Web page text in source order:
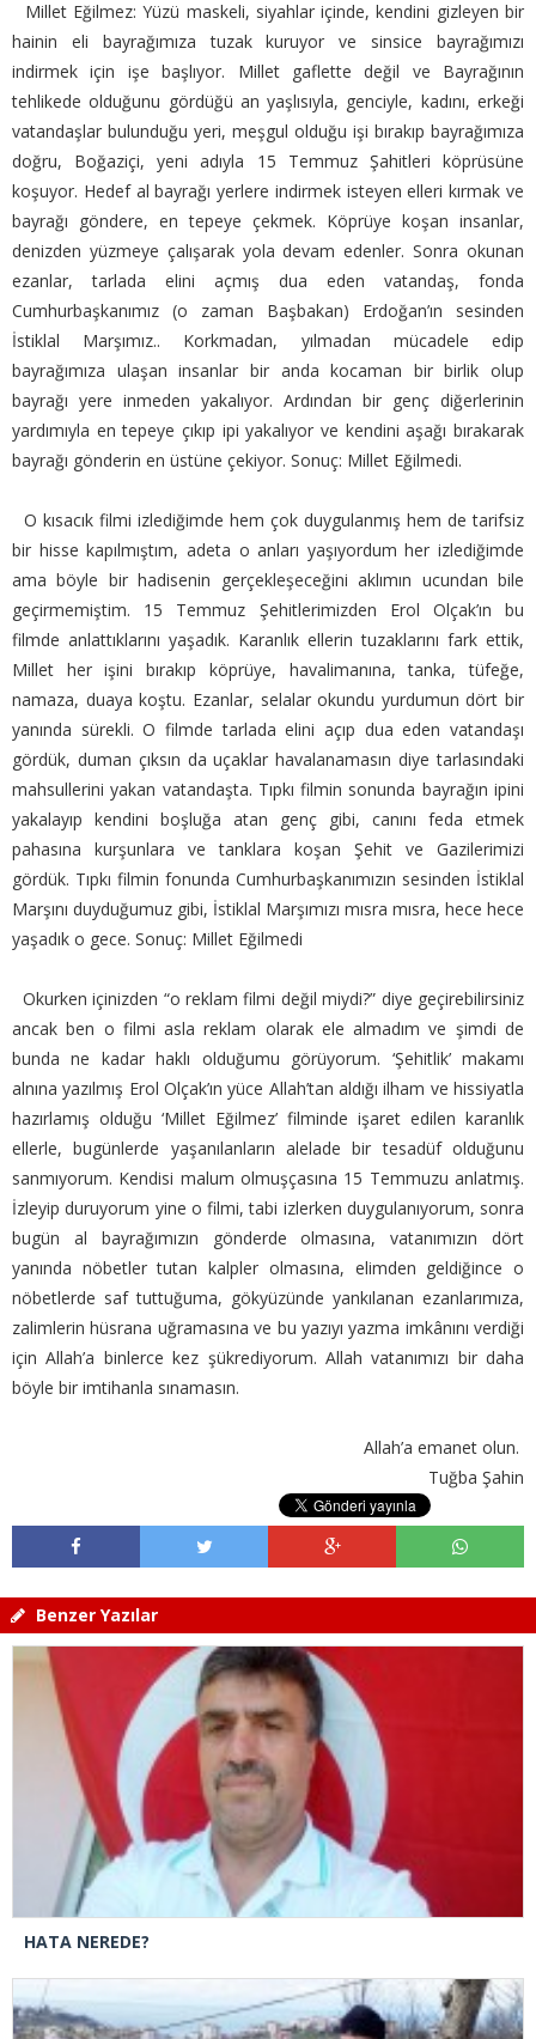
Millet Eğilmez: Yüzü maskeli, siyahlar içinde, kendini gizleyen bir
hainin eli bayrağımıza tuzak kuruyor ve sinsice bayrağımızı
indirmek için işe başlıyor. Millet gaflette değil ve Bayrağının
tehlikede olduğunu gördüğü an yaşlısıyla, genciyle, kadını, erkeği
vatandaşlar bulunduğu yeri, meşgul olduğu işi bırakıp bayrağımıza
doğru, Boğaziçi, yeni adıyla 15 Temmuz Şahitleri köprüsüne
koşuyor. Hedef al bayrağı yerlere indirmek isteyen elleri kırmak ve
bayrağı göndere, en tepeye çekmek. Köprüye koşan insanlar,
denizden yüzmeye çalışarak yola devam edenler. Sonra okunan
ezanlar, tarlada elini açmış dua eden vatandaş, fonda
Cumhurbaşkanımız (o zaman Başbakan) Erdoğan’ın sesinden
İstiklal Marşımız.. Korkmadan, yılmadan mücadele edip
bayrağımıza ulaşan insanlar bir anda kocaman bir birlik olup
bayrağı yere inmeden yakalıyor. Ardından bir genç diğerlerinin
yardımıyla en tepeye çıkıp ipi yakalıyor ve kendini aşağı bırakarak
bayrağı gönderin en üstüne çekiyor. Sonuç: Millet Eğilmedi.
O kısacık filmi izlediğimde hem çok duygulanmış hem de tarifsiz
bir hisse kapılmıştım, adeta o anları yaşıyordum her izlediğimde
ama böyle bir hadisenin gerçekleşeceğini aklımın ucundan bile
geçirmemiştim. 15 Temmuz Şehitlerimizden Erol Olçak’ın bu
filmde anlattıklarını yaşadık. Karanlık ellerin tuzaklarını fark ettik,
Millet her işini bırakıp köprüye, havalimanına, tanka, tüfeğe,
namaza, duaya koştu. Ezanlar, selalar okundu yurdumun dört bir
yanında sürekli. O filmde tarlada elini açıp dua eden vatandaşı
gördük, duman çıksın da uçaklar havalanamasın diye tarlasındaki
mahsullerini yakan vatandaşta. Tıpkı filmin sonunda bayrağın ipini
yakalayıp kendini boşluğa atan genç gibi, canını feda etmek
pahasına kurşunlara ve tanklara koşan Şehit ve Gazilerimizi
gördük. Tıpkı filmin fonunda Cumhurbaşkanımızın sesinden İstiklal
Marşını duyduğumuz gibi, İstiklal Marşımızı mısra mısra, hece hece
yaşadık o gece. Sonuç: Millet Eğilmedi
Okurken içinizden “o reklam filmi değil miydi?” diye geçirebilirsiniz
ancak ben o filmi asla reklam olarak ele almadım ve şimdi de
bunda ne kadar haklı olduğumu görüyorum. ‘Şehitlik’ makamı
alnına yazılmış Erol Olçak’ın yüce Allah’tan aldığı ilham ve hissiyatla
hazırlamış olduğu ‘Millet Eğilmez’ filminde işaret edilen karanlık
ellerle, bugünlerde yaşanılanların alelade bir tesadüf olduğunu
sanmıyorum. Kendisi malum olmuşçasına 15 Temmuzu anlatmış.
İzleyip duruyorum yine o filmi, tabi izlerken duygulanıyorum, sonra
bugün al bayrağımızın gönderde olmasına, vatanımızın dört
yanında nöbetler tutan kalpler olmasına, elimden geldiğince o
nöbetlerde saf tuttuğuma, gökyüzünde yankılanan ezanlarımıza,
zalimlerin hüsrana uğramasına ve bu yazıyı yazma imkânını verdiği
için Allah’a binlerce kez şükrediyorum. Allah vatanımızı bir daha
böyle bir imtihanla sınamasın.
Allah’a emanet olun.
Tuğba Şahin
Benzer Yazılar
HATA NEREDE?